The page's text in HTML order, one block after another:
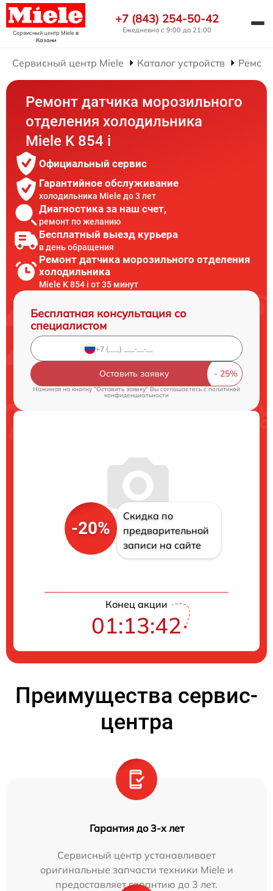
Сервисный центр Mieleв
Казани
+7 (843) 254-50-42
Ежедневно с 9:00 до 21:00
Сервисный центр Miele Каталог устройств
Ремонт датчика морозильного
отделения холодильника
Miele K 854 i
Официальный сервис
Гарантийное обслуживание
холодильника Miele до 3 лет
Диагностика за наш счет,
ремонт по желанию
Бесплатный выезд курьера
в день обращения
Ремонт датчика морозильного отделения
холодильника
Miele K 854 i от 35 минут
Бесплатная консультация со
специалистом
Оставить заявку
Нажимая на кнопку "Оставить заявку" Вы соглашаетесь cполитикой
конфиденциальности
-20%
Скидка по
предварительной
записи на сайте
Конец акции
01:13:41
Преимущества сервис-
центра
Гарантия до 3-х лет
Сервисный центр устанавливает
оригинальные запчасти техники Miele и
предоставляет гарантию до 3 лет.